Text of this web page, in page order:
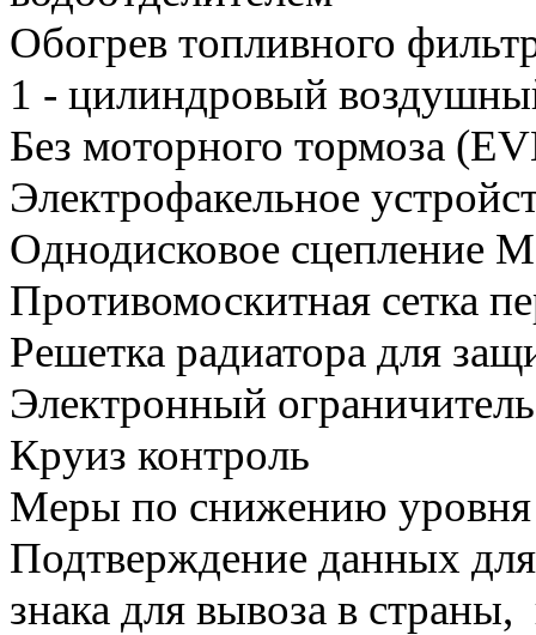
Обогрев топливного
1 - цилиндровый
Без моторного тормоза
Электрофакельное
Однодисковое сцепление
Противомоскитная сетка
Решетка радиатора для
Электронный
Круиз контроль
Меры по снижению
Подтверждение данных
знака для вывоза в